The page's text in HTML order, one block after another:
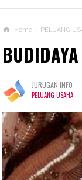
Home › PELUANG
JURUGAN INFO
PELUANG USAHA -